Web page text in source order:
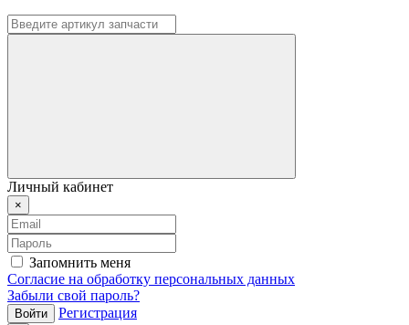
Личный кабинет
×
Запомнить меня
Согласие на обработку персональных данных
Забыли свой пароль?
Регистрация